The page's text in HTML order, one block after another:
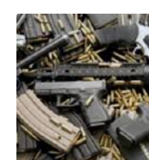
EKUIN
SAINS-TEKNO
KESEHATAN
INTERNASIONAL